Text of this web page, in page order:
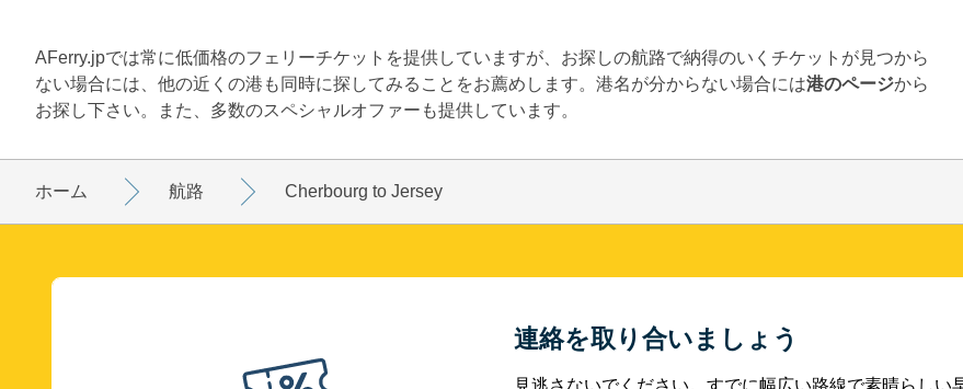
AFerry.jpでは常に低価格のフェリーチケットを提供していますが、お探しの航路で納得のいくチケットが見つから
ない場合には、他の近くの港も同時に探してみることをお薦めします。港名が分からない場合には港のページから
お探し下さい。また、多数のスペシャルオファーも提供しています。
ホーム 航路 Cherbourg to Jersey
連絡を取り合いましょう
見逃さないでください。すでに幅広い路線で素晴らし